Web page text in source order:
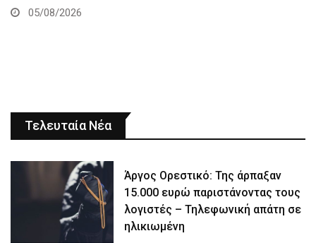
05/08/2026
Τελευταία Νέα
Άργος Ορεστικό: Της άρπαξαν
15.000 ευρώ παριστάνοντας τους
λογιστές – Τηλεφωνική απάτη σε
ηλικιωμένη